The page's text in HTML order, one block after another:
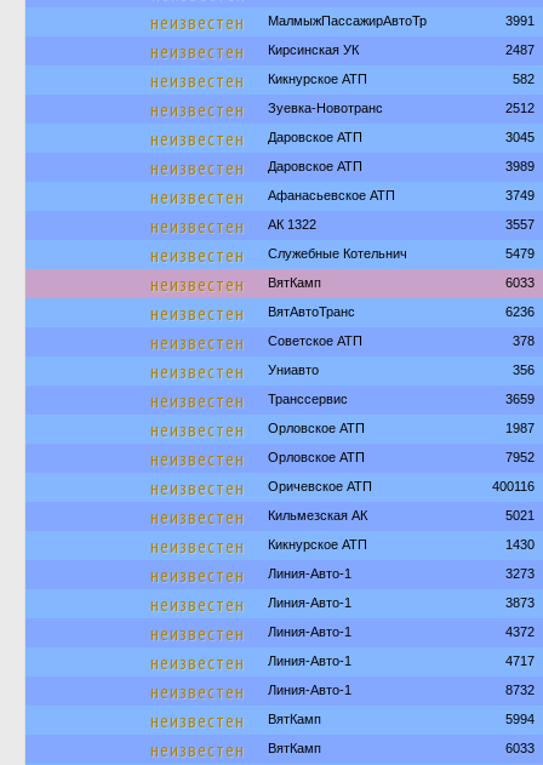
неизвестен МалмыжПассажирАвтоТр 3991
неизвестен Кирсинская УК 2487
неизвестен Кикнурское АТП 582
неизвестен Зуевка-Новотранс 2512
неизвестен Даровское АТП 3045
неизвестен Даровское АТП 3989
неизвестен Афанасьевское АТП 3749
неизвестен АК 1322 3557
неизвестен Служебные Котельнич 5479
неизвестен ВятКамп 6033
неизвестен ВятАвтоТранс 6236
неизвестен Советское АТП 378
неизвестен Униавто 356
неизвестен Транссервис 3659
неизвестен Орловское АТП 1987
неизвестен Орловское АТП 7952
неизвестен Оричевское АТП 400116
неизвестен Кильмезская АК 5021
неизвестен Кикнурское АТП 1430
неизвестен Линия-Авто-1 3273
неизвестен Линия-Авто-1 3873
неизвестен Линия-Авто-1 4372
неизвестен Линия-Авто-1 4717
неизвестен Линия-Авто-1 8732
неизвестен ВятКамп 5994
неизвестен ВятКамп 6033